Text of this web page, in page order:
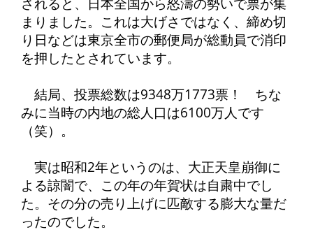
まりました。これは大げさではなく、締め切
り日などは東京全市の郵便局が総動員で消印
を押したとされています。
結局、投票総数は9348万1773票！ ちな
みに当時の内地の総人口は6100万人です
（笑）。
実は昭和2年というのは、大正天皇崩御に
よる諒闇で、この年の年賀状は自粛中でし
た。その分の売り上げに匹敵する膨大な量だ
ったのでした。